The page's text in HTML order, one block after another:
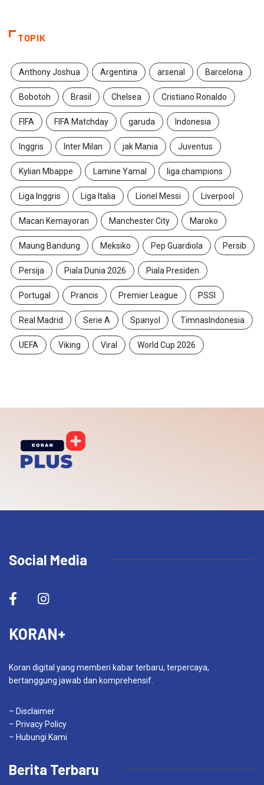
TOPIK
Anthony Joshua Argentina arsenal Barcelona
Bobotoh Brasil Chelsea Cristiano Ronaldo
FIFA FIFA Matchday garuda Indonesia
Inggris Inter Milan jak Mania Juventus
Kylian Mbappe Lamine Yamal liga champions
Liga Inggris Liga Italia Lionel Messi Liverpool
Macan Kemayoran Manchester City Maroko
Maung Bandung Meksiko Pep Guardiola Persib
Persija Piala Dunia 2026 Piala Presiden
Portugal Prancis Premier League PSSI
Real Madrid Serie A Spanyol TimnasIndonesia
UEFA Viking Viral World Cup 2026
Social Media
KORAN+
Koran digital yang memberi kabar terbaru, terpercaya,
bertanggung jawab dan komprehensif.
– Disclaimer
– Privacy Policy
– Hubungi Kami
Berita Terbaru